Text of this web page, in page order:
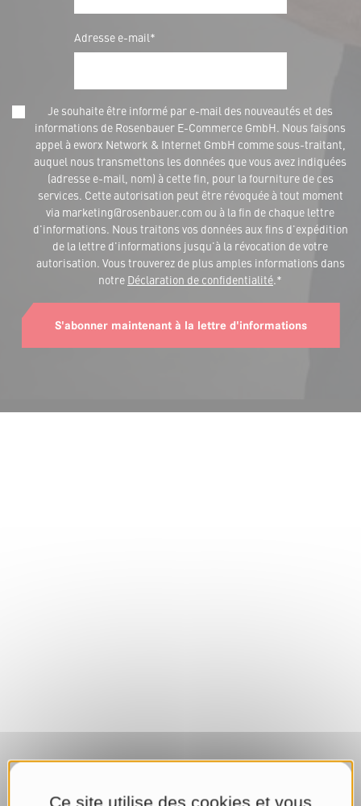
Adresse e-mail*
Je souhaite être informé par e-mail des nouveautés et des
informations de Rosenbauer E-Commerce GmbH. Nous faisons
appel à eworx Network & Internet GmbH comme sous-traitant,
auquel nous transmettons les données que vous avez indiquées
(adresse e-mail, nom) à cette fin, pour la fourniture de ces
services. Cette autorisation peut être révoquée à tout moment
via marketing@rosenbauer.com ou à la fin de chaque lettre
d'informations. Nous traitons vos données aux fins d'expédition
de la lettre d'informations jusqu'à la révocation de votre
autorisation. Vous trouverez de plus amples informations dans
notre Déclaration de confidentialité.*
S'abonner maintenant à la lettre d'informations
Ce site utilise des cookies et vous